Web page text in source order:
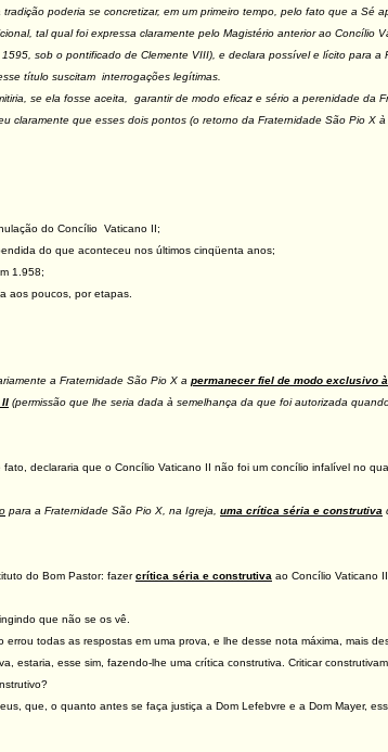
poderia se concretizar, em um primeiro tempo, pelo fato que a Sé
tal qual foi expressa claramente pelo Magistério anterior ao Concílio
sob o pontificado de Clemente VIII), e declara possível e lícito para
título suscitam interrogações legítimas.
se ela fosse aceita, garantir de modo eficaz e sério a perenidade da
claramente que esses dois pontos (o retorno da Fraternidade São Pio
do Concílio Vaticano II;
do que aconteceu nos últimos cinqüenta anos;
1.958;
aos poucos, por etapas.
a Fraternidade São Pio X a permanecer fiel de modo exclusivo
II (permissão que lhe seria dada à semelhança da que foi autorizada
declararia que o Concílio Vaticano II não foi um concílio infalível no
para a Fraternidade São Pio X, na Igreja, uma crítica séria e construtiva
do Bom Pastor: fazercrítica séria e construtiva ao Concílio Vaticano II.
que não se os vê.
errou todas as respostas em uma prova, e lhe desse nota máxima, mais
estaria, esse sim, fazendo-lhe uma crítica construtiva. Criticar
que, o quanto antes se faça justiça a Dom Lefebvre e a Dom Mayer,